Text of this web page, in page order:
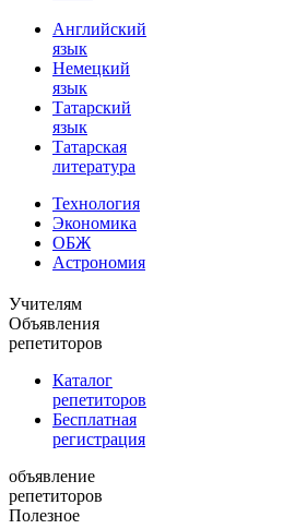
Английский
язык
Немецкий
язык
Татарский
язык
Татарская
литература
Технология
Экономика
ОБЖ
Астрономия
Учителям
Объявления
репетиторов
Каталог
репетиторов
Бесплатная
регистрация
объявление
репетиторов
Полезное